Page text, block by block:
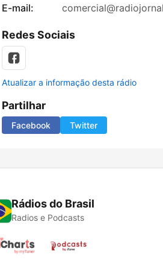
E-mail:
Redes Sociais
Atualizar a informação desta rádio
Partilhar
Facebook Twitter
Rádios do Brasil
Radios e Podcasts